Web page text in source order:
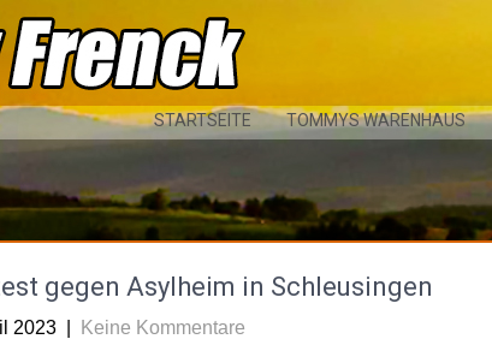
STARTSEITE TOMMYS WARENHAUS
gegen Asylheim in Schleusingen
2023
Keine Kommentare